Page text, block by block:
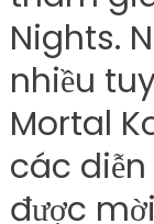
Nights.
nhiều
Mortal
các
được